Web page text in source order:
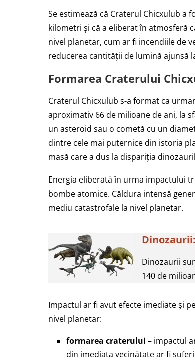
Se estimează că Craterul Chicxulub
kilometri și că a eliberat în atmosferă
nivel planetar, cum ar fi incendiile de
reducerea cantității de lumină ajunsă
Formarea Craterului
Craterul Chicxulub s-a format ca
aproximativ 66 de milioane de ani, la
un asteroid sau o cometă cu un
dintre cele mai puternice din istoria
masă care a dus la dispariția
Energia eliberată în urma impactului
bombe atomice. Căldura intensă
mediu catastrofale la nivel planetar.
Dinozaurii
140 de
Impactul ar fi avut efecte imediate și
nivel planetar:
formarea craterului – impactul
din imediata vecinătate ar fi